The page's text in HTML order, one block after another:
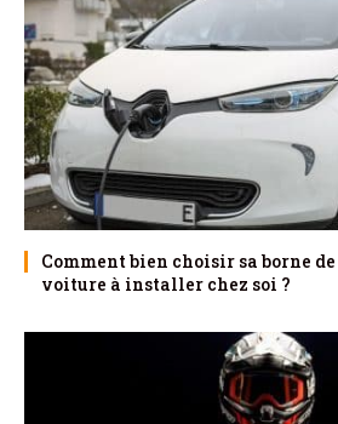
Comment bien choisir sa borne
voiture à installer chez soi ?